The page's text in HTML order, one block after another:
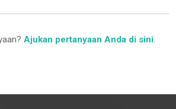
Ajukan pertanyaan Anda di sini.